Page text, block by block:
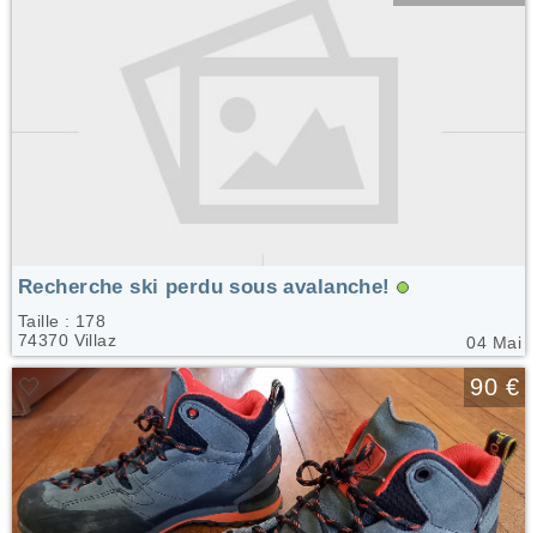
04 Mai
Recherche ski perdu sous avalanche!
Taille : 178
74370 Villaz
🤍 90 €